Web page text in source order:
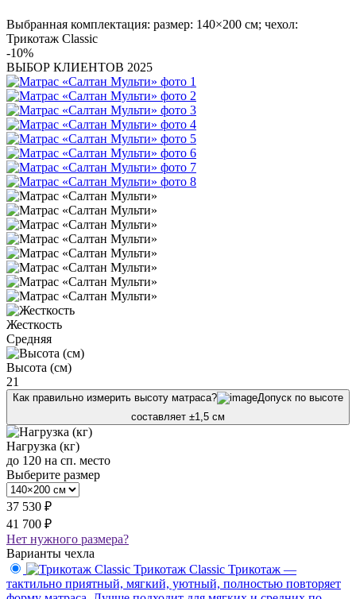
Выбранная комплектация: размер: 140×200 см; чехол:
Трикотаж Classic
-10%
ВЫБОР КЛИЕНТОВ 2025
Жесткость
Средняя
Высота (см)
21
Как правильно измерить высоту матраса?
Допуск по высоте
составляет ±1,5 см
Нагрузка (кг)
до 120 на сп. место
Выберите размер
37 530 ₽
41 700 ₽
Нет нужного размера?
Варианты чехла
Трикотаж Classic Трикотаж —
тактильно приятный, мягкий, уютный, полностью повторяет